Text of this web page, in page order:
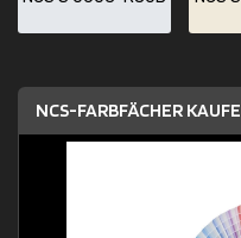
NCS-FARBFÄCHER